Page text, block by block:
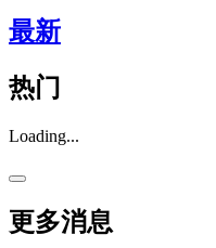
最新
热门
Loading...
更多消息